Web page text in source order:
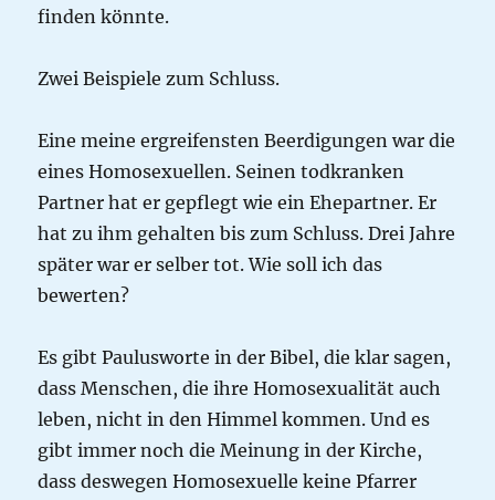
finden könnte.
Zwei Beispiele zum Schluss.
Eine meine ergreifensten Beerdigungen war die
eines Homosexuellen. Seinen todkranken
Partner hat er gepflegt wie ein Ehepartner. Er
hat zu ihm gehalten bis zum Schluss. Drei Jahre
später war er selber tot. Wie soll ich das
bewerten?
Es gibt Paulusworte in der Bibel, die klar sagen,
dass Menschen, die ihre Homosexualität auch
leben, nicht in den Himmel kommen. Und es
gibt immer noch die Meinung in der Kirche,
dass deswegen Homosexuelle keine Pfarrer